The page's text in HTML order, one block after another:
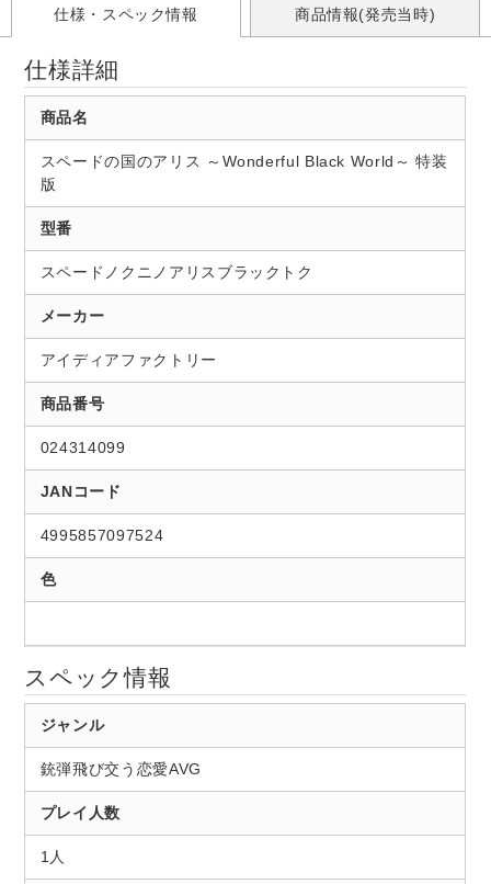
仕様・スペック情報 商品情報(発売当時)
仕様詳細
商品名
スペードの国のアリス ～Wonderful Black World～ 特装
版
型番
スペードノクニノアリスブラックトク
メーカー
アイディアファクトリー
商品番号
024314099
JANコード
4995857097524
色
スペック情報
ジャンル
銃弾飛び交う恋愛AVG
プレイ人数
1人